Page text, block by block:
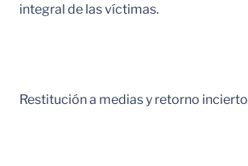
integral de las víctimas.
Restitución a medias y retorno incierto